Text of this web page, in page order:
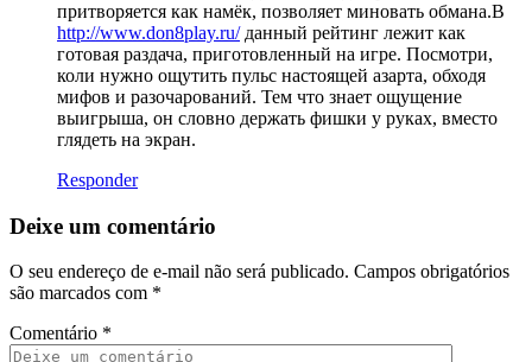
притворяется как намёк, позволяет миновать обмана.В
http://www.don8play.ru/данный рейтинг лежит как
готовая раздача, приготовленный на игре. Посмотри,
коли нужно ощутить пульс настоящей азарта, обходя
мифов и разочарований. Тем что знает ощущение
выигрыша, он словно держать фишки у руках, вместо
глядеть на экран.
Responder
Deixe um comentário
O seu endereço de e-mail não será publicado. Campos obrigatórios
são marcados com *
Comentário *